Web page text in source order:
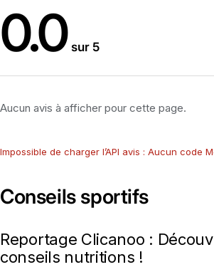
0.0 sur 5
Aucun avis à afficher pour cette page.
Impossible de charger l’API avis : Aucun code
Conseils sportifs
Reportage Clicanoo :
conseils nutritions !